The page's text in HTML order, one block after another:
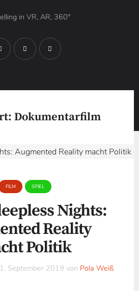
in VR, AR, 360°
Dokumentarfilm
FILM SPIEL
Nights:
Reality
Politik
September 2019 von Pola Weiß